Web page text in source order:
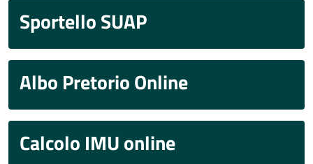
Sportello SUAP
Albo Pretorio Online
Calcolo IMU online